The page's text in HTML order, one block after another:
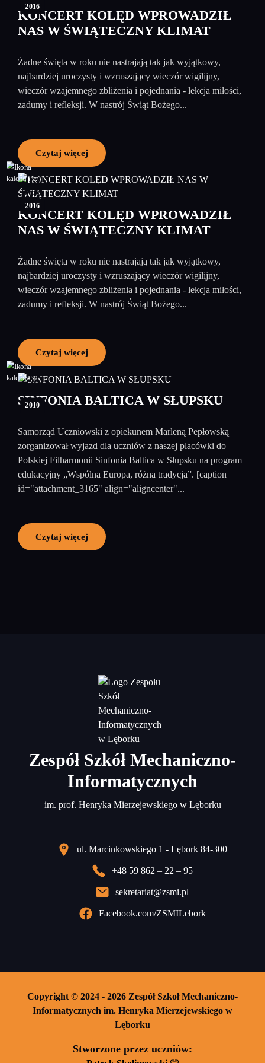
2016
KONCERT KOLĘD WPROWADZIŁ
NAS W ŚWIĄTECZNY KLIMAT
Żadne święta w roku nie nastrajają tak jak wyjątkowy,
najbardziej uroczysty i wzruszający wieczór wigilijny,
wieczór wzajemnego zbliżenia i pojednania - lekcja miłości,
zadumy i refleksji. W nastrój Świąt Bożego...
Czytaj więcej
05
styczeń
2016
KONCERT KOLĘD WPROWADZIŁ
NAS W ŚWIĄTECZNY KLIMAT
Żadne święta w roku nie nastrajają tak jak wyjątkowy,
najbardziej uroczysty i wzruszający wieczór wigilijny,
wieczór wzajemnego zbliżenia i pojednania - lekcja miłości,
zadumy i refleksji. W nastrój Świąt Bożego...
Czytaj więcej
22
2010
SINFONIA BALTICA W SŁUPSKU
Samorząd Uczniowski z opiekunem Marleną Pepłowską
zorganizował wyjazd dla uczniów z naszej placówki do
Polskiej Filharmonii Sinfonia Baltica w Słupsku na program
edukacyjny „Wspólna Europa, różna tradycja”. [caption
id="attachment_3165" align="aligncenter"...
Czytaj więcej
Zespół Szkół Mechaniczno-
Informatycznych
im. prof. Henryka Mierzejewskiego w Lęborku
ul. Marcinkowskiego 1 - Lębork 84-300
+48 59 862 – 22 – 95
sekretariat@zsmi.pl
Facebook.com/ZSMILebork
Copyright © 2024 - 2026 Zespół Szkoł Mechaniczno-
Informatycznych im. Henryka Mierzejewskiego w
Lęborku
Stworzone przez uczniów: